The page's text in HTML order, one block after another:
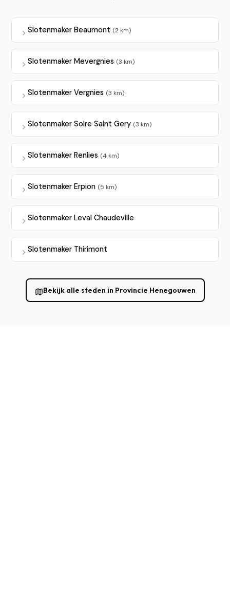
Slotenmaker Beaumont (2 km)
Slotenmaker Mevergnies (3 km)
Slotenmaker Vergnies (3 km)
Slotenmaker Solre Saint Gery (3 km)
Slotenmaker Renlies (4 km)
Slotenmaker Erpion (5 km)
Slotenmaker Leval Chaudeville
Slotenmaker Thirimont
Bekijk alle steden in Provincie Henegouwen